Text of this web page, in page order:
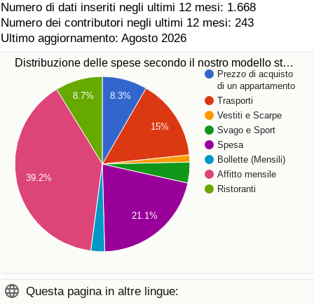
Numero di dati inseriti negli ultimi 12 mesi: 1.668
Numero dei contributori negli ultimi 12 mesi: 243
Ultimo aggiornamento: Agosto 2026
Distribuzione delle spese secondo il nostro modello st…
Prezzo di acquisto
di un appartamento
Trasporti
Vestiti e Scarpe
Svago e Sport
Spesa
Bollette (Mensili)
Affitto mensile
Ristoranti
8.3%
15%
21.1%
8.7%
39.2%
Questa pagina in altre lingue: